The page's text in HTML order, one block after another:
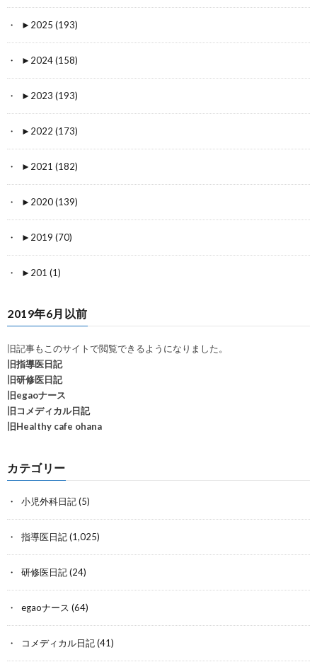
► 2025 (193)
► 2024 (158)
► 2023 (193)
► 2022 (173)
► 2021 (182)
► 2020 (139)
► 2019 (70)
► 201 (1)
2019年6月以前
旧記事もこのサイトで閲覧できるようになりました。
旧指導医日記
旧研修医日記
旧egaoナース
旧コメディカル日記
旧Healthy cafe ohana
カテゴリー
小児外科日記(5)
指導医日記(1,025)
研修医日記(24)
egaoナース (64)
コメディカル日記(41)